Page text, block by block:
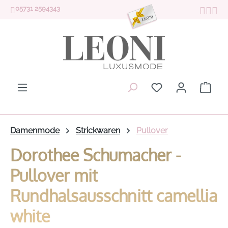
Zum Hauptinhalt springen
05731 2594343
Du hast 0
Damenmode Strickwaren Pullover
Dorothee Schumacher -
Pullover mit
Rundhalsausschnitt camellia
white